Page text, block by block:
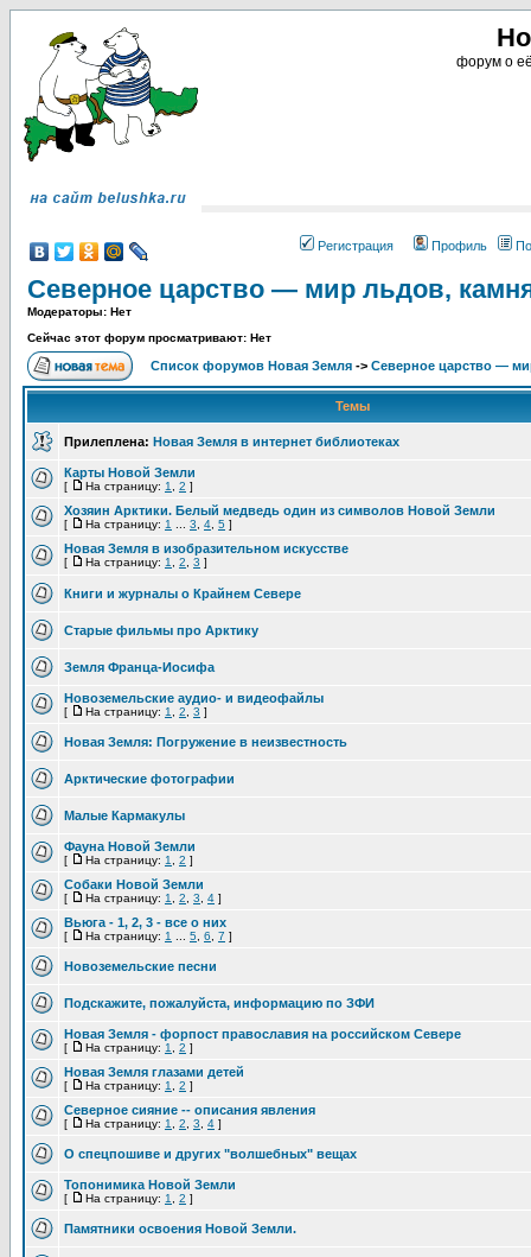
форум о
Регистрация Профиль
Северное царство — мир льдов,
Модераторы: Нет
Сейчас этот форум просматривают: Нет
Список форумов Новая Земля -> Северное царство —
Темы
Прилеплена: Новая Земля в интернет библиотеках
Карты Новой Земли
[ На страницу: 1 2 ]
Хозяин Арктики. Белый медведь один из символов Новой Земли
[ На страницу: 1 3 4 5 ]
Новая Земля в изобразительном искусстве
[ На страницу: 1 2 3 ]
Книги и журналы о Крайнем Севере
Старые фильмы про Арктику
Земля Франца-Иосифа
Новоземельские аудио- и видеофайлы
[ На страницу: 1 2 3 ]
Новая Земля: Погружение в неизвестность
Арктические фотографии
Малые Кармакулы
Фауна Новой Земли
[ На страницу: 1 2 ]
Собаки Новой Земли
[ На страницу: 1 2 3 4 ]
Вьюга - 1, 2, 3 - все о них
[ На страницу: 1 5 6 7 ]
Новоземельские песни
Подскажите, пожалуйста, информацию по ЗФИ
Новая Земля - форпост православия на российском Севере
[ На страницу: 1 2 ]
Новая Земля глазами детей
[ На страницу: 1 2 ]
Северное сияние -- описания явления
[ На страницу: 1 2 3 4 ]
О спецпошиве и других "волшебных" вещах
Топонимика Новой Земли
[ На страницу: 1 2 ]
Памятники освоения Новой Земли.